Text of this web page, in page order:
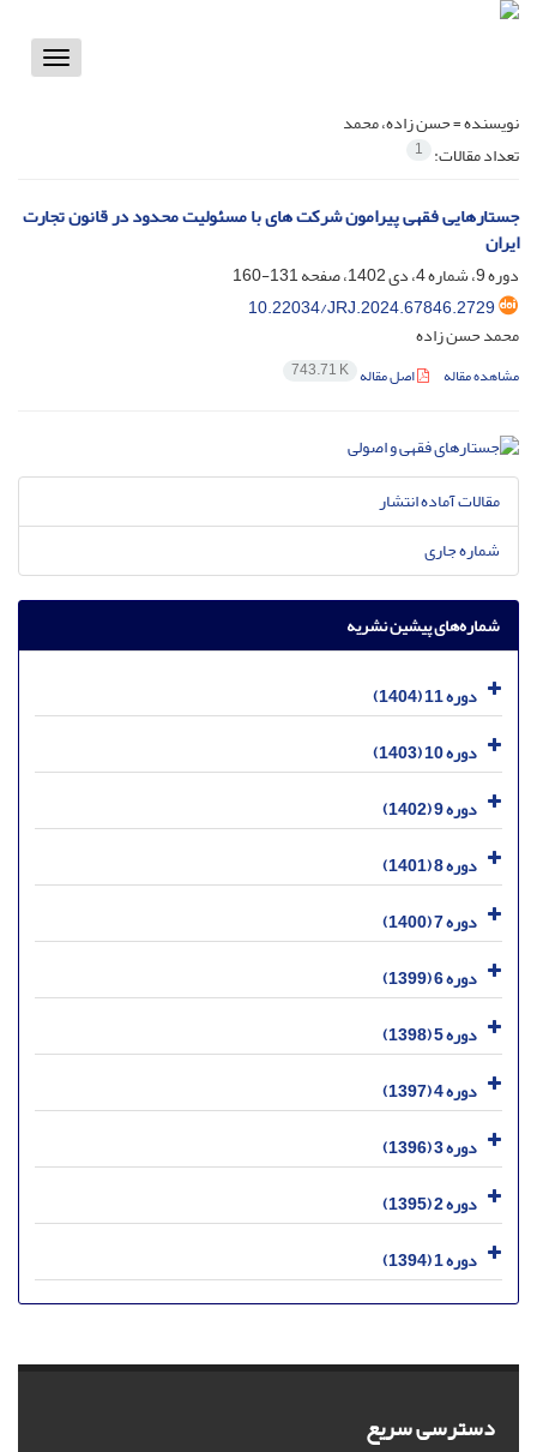
Toggle
نویسنده =حسن زاده، محمد
تعداد مقالات: 1
جستارهایی فقهی پیرامون شرکت های با مسئولیت محدود در قانون تجارت
ایران
دوره 9، شماره 4، دی 1402، صفحه
131-160
10.22034/JRJ.2024.67846.2729
محمد حسن زاده
مشاهده مقاله اصل مقاله 743.71 K
مقالات آماده انتشار
شماره جاری
شماره‌های پیشین نشریه
دوره 11 (1404)
دوره 10 (1403)
دوره 9 (1402)
دوره 8 (1401)
دوره 7 (1400)
دوره 6 (1399)
دوره 5 (1398)
دوره 4 (1397)
دوره 3 (1396)
دوره 2 (1395)
دوره 1 (1394)
دسترسی سریع